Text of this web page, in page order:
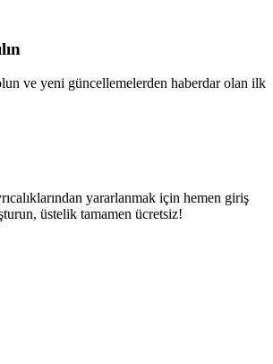
ve yeni güncellemelerden haberdar olan ilk
yararlanmak için hemen giriş
üstelik tamamen ücretsiz!